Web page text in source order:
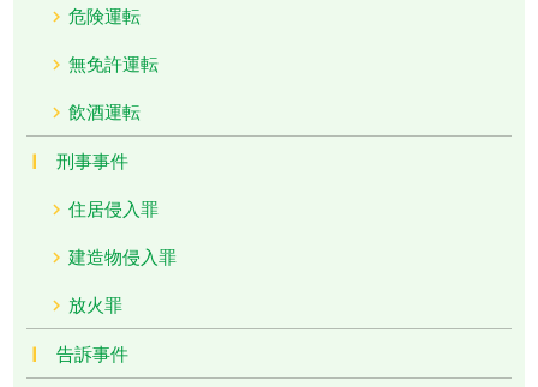
危険運転
無免許運転
飲酒運転
刑事事件
住居侵入罪
建造物侵入罪
放火罪
告訴事件